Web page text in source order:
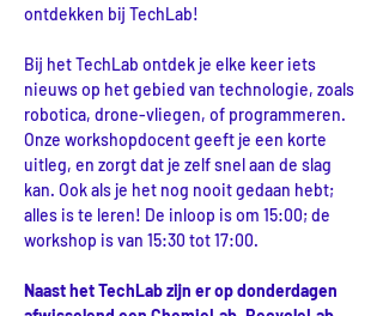
ontdekken bij TechLab!
Bij het TechLab ontdek je elke keer iets
nieuws op het gebied van technologie, zoals
robotica, drone-vliegen, of programmeren.
Onze workshopdocent geeft je een korte
uitleg, en zorgt dat je zelf snel aan de slag
kan. Ook als je het nog nooit gedaan hebt;
alles is te leren! De inloop is om 15:00; de
workshop is van 15:30 tot 17:00.
Naast het TechLab zijn er op donderdagen